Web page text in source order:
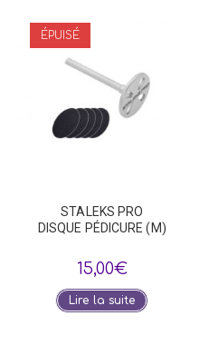
ÉPUISÉ
STALEKS PRO
DISQUE PÉDICURE (M)
15,00€
Lire la suite